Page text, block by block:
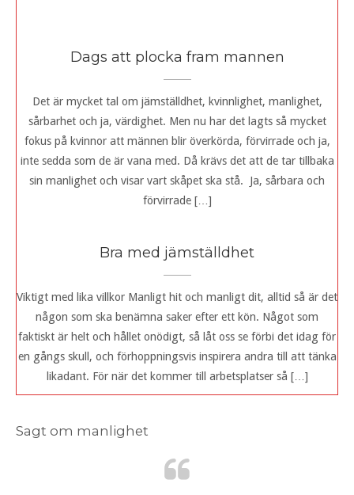
Dags att plocka fram mannen
Det är mycket tal om jämställdhet, kvinnlighet, manlighet,
sårbarhet och ja, värdighet. Men nu har det lagts så mycket
fokus på kvinnor att männen blir överkörda, förvirrade och ja,
inte sedda som de är vana med. Då krävs det att de tar tillbaka
sin manlighet och visar vart skåpet ska stå. Ja, sårbara och
förvirrade […]
Bra med jämställdhet
Viktigt med lika villkor Manligt hit och manligt dit, alltid så är det
någon som ska benämna saker efter ett kön. Något som
faktiskt är helt och hållet onödigt, så låt oss se förbi det idag för
en gångs skull, och förhoppningsvis inspirera andra till att tänka
likadant. För när det kommer till arbetsplatser så […]
Sagt om manlighet